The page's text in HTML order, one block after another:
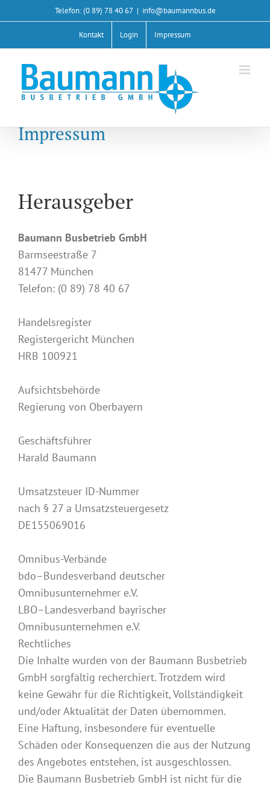
Inhalt
Telefon: (0 89) 78 40 67 | info@baumannbus.de
Kontakt Login Impressum
Impressum
Herausgeber
Baumann Busbetrieb GmbH
Barmseestraße 7
81477 München
Telefon: (0 89) 78 40 67
Handelsregister
Registergericht München
HRB 100921
Aufsichtsbehörde
Regierung von Oberbayern
Geschäftsführer
Harald Baumann
Umsatzsteuer ID-Nummer
nach § 27 a Umsatzsteuergesetz
DE155069016
Omnibus-Verbände
bdo–Bundesverband deutscher
Omnibusunternehmer e.V.
LBO–Landesverband bayrischer
Omnibusunternehmen e.V.
Rechtliches
Die Inhalte wurden von der Baumann Busbetrieb
GmbH sorgfältig recherchiert. Trotzdem wird
keine Gewähr für die Richtigkeit, Vollständigkeit
und/oder Aktualität der Daten übernommen.
Eine Haftung, insbesondere für eventuelle
Schäden oder Konsequenzen die aus der Nutzung
des Angebotes entstehen, ist ausgeschlossen.
Die Baumann Busbetrieb GmbH ist nicht für die